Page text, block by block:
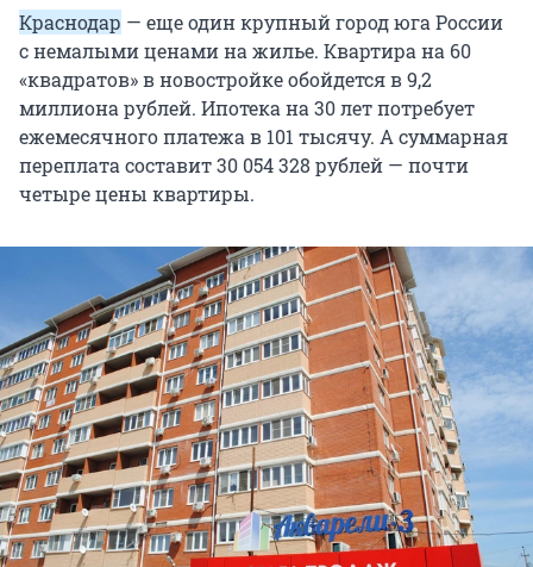
Краснодар — еще один крупный город юга России
с немалыми ценами на жилье. Квартира на 60
«квадратов» в новостройке обойдется в 9,2
миллиона рублей. Ипотека на 30 лет потребует
ежемесячного платежа в 101 тысячу. А суммарная
переплата составит 30 054 328 рублей — почти
четыре цены квартиры.